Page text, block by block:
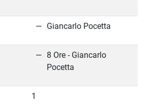
Giancarlo Pocetta
8 Ore - Giancarlo
Pocetta
1